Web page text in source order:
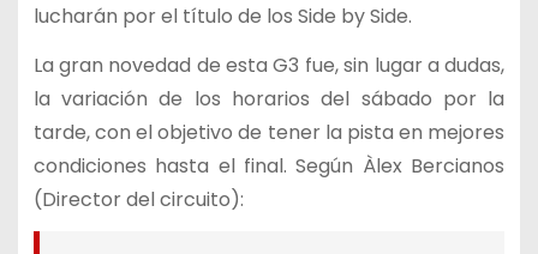
lucharán por el título de los Side by Side.
La gran novedad de esta G3 fue, sin lugar a dudas,
la variación de los horarios del sábado por la
tarde, con el objetivo de tener la pista en mejores
condiciones hasta el final. Según Àlex Bercianos
(Director del circuito):